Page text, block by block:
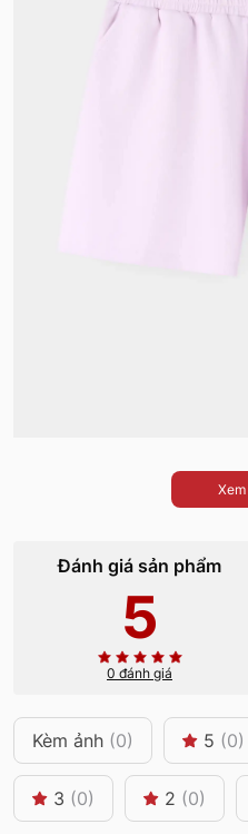
Đánh giá sản phẩm
5
0 đánh giá
Kèm ảnh (0) 5 (0)
3 (0) 2 (0)